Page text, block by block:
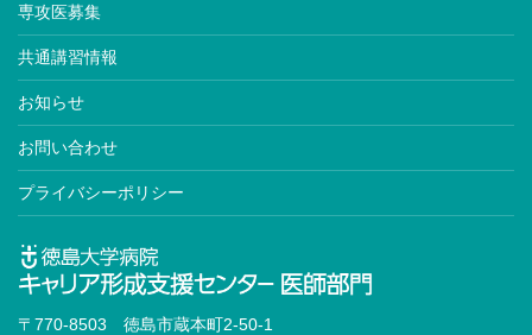
専攻医募集
共通講習情報
お知らせ
お問い合わせ
プライバシーポリシー
〒770-8503 徳島市蔵本町2-50-1